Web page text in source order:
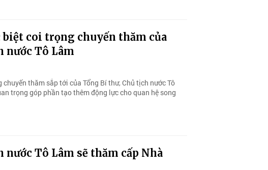
biệt coi trọng chuyến thăm của
nước Tô Lâm
thăm sắp tới của Tổng Bí thư, Chủ tịch nước Tô
trọng góp phần tạo thêm động lực cho quan hệ song
Tô Lâm sẽ thăm cấp Nhà